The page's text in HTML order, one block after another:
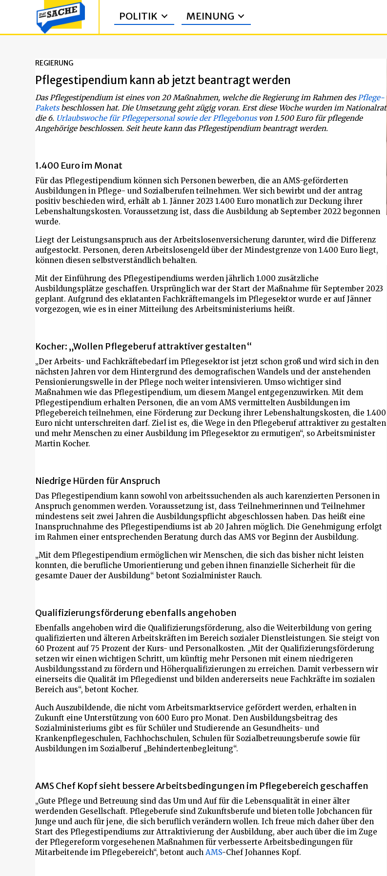
POLITIK MEINUNG
REGIERUNG
Pflegestipendium kann ab jetzt beantragt werden
Das Pflegestipendium ist eines von 20 Maßnahmen, welche die Regierung im Rahmen desPflege-
Paketsbeschlossen hat. Die Umsetzung geht zügig voran. Erst diese Woche wurden im Nationalrat
die 6. Urlaubswoche für Pflegepersonal sowie der Pflegebonusvon 1.500 Euro für pflegende
Angehörige beschlossen. Seit heute kann das Pflegestipendium beantragt werden.
1.400 Euro im Monat
Für das Pflegestipendium können sich Personen bewerben, die an AMS-geförderten
Ausbildungen in Pflege- und Sozialberufen teilnehmen. Wer sich bewirbt und der antrag
positiv beschieden wird, erhält ab 1. Jänner 2023 1.400 Euro monatlich zur Deckung ihrer
Lebenshaltungskosten. Voraussetzung ist, dass die Ausbildung ab September 2022 begonnen
wurde.
Liegt der Leistungsanspruch aus der Arbeitslosenversicherung darunter, wird die Differenz
aufgestockt. Personen, deren Arbeitslosengeld über der Mindestgrenze von 1.400 Euro liegt,
können diesen selbstverständlich behalten.
Mit der Einführung des Pflegestipendiums werden jährlich 1.000 zusätzliche
Ausbildungsplätze geschaffen. Ursprünglich war der Start der Maßnahme für September 2023
geplant. Aufgrund des eklatanten Fachkräftemangels im Pflegesektor wurde er auf Jänner
vorgezogen, wie es in einer Mitteilung des Arbeitsministeriums heißt.
Kocher: „Wollen Pflegeberuf attraktiver gestalten“
„Der Arbeits- und Fachkräftebedarf im Pflegesektor ist jetzt schon groß und wird sich in den
nächsten Jahren vor dem Hintergrund des demografischen Wandels und der anstehenden
Pensionierungswelle in der Pflege noch weiter intensivieren. Umso wichtiger sind
Maßnahmen wie das Pflegestipendium, um diesem Mangel entgegenzuwirken. Mit dem
Pflegestipendium erhalten Personen, die an vom AMS vermittelten Ausbildungen im
Pflegebereich teilnehmen, eine Förderung zur Deckung ihrer Lebenshaltungskosten, die 1.400
Euro nicht unterschreiten darf. Ziel ist es, die Wege in den Pflegeberuf attraktiver zu gestalten
und mehr Menschen zu einer Ausbildung im Pflegesektor zu ermutigen“, so Arbeitsminister
Martin Kocher.
Niedrige Hürden für Anspruch
Das Pflegestipendium kann sowohl von arbeitssuchenden als auch karenzierten Personen in
Anspruch genommen werden. Voraussetzung ist, dass Teilnehmerinnen und Teilnehmer
mindestens seit zwei Jahren die Ausbildungspflicht abgeschlossen haben. Das heißt eine
Inanspruchnahme des Pflegestipendiums ist ab 20 Jahren möglich. Die Genehmigung erfolgt
im Rahmen einer entsprechenden Beratung durch das AMS vor Beginn der Ausbildung.
„Mit dem Pflegestipendium ermöglichen wir Menschen, die sich das bisher nicht leisten
konnten, die berufliche Umorientierung und geben ihnen finanzielle Sicherheit für die
gesamte Dauer der Ausbildung“ betont Sozialminister Rauch.
Qualifizierungsförderung ebenfalls angehoben
Ebenfalls angehoben wird die Qualifizierungsförderung, also die Weiterbildung von gering
qualifizierten und älteren Arbeitskräften im Bereich sozialer Dienstleistungen. Sie steigt von
60 Prozent auf 75 Prozent der Kurs- und Personalkosten. „Mit der Qualifizierungsförderung
setzen wir einen wichtigen Schritt, um künftig mehr Personen mit einem niedrigeren
Ausbildungsstand zu fördern und Höherqualifizierungen zu erreichen. Damit verbessern wir
einerseits die Qualität im Pflegedienst und bilden andererseits neue Fachkräfte im sozialen
Bereich aus“, betont Kocher.
Auch Auszubildende, die nicht vom Arbeitsmarktservice gefördert werden, erhalten in
Zukunft eine Unterstützung von 600 Euro pro Monat. Den Ausbildungsbeitrag des
Sozialministeriums gibt es für Schüler und Studierende an Gesundheits- und
Krankenpflegeschulen, Fachhochschulen, Schulen für Sozialbetreuungsberufe sowie für
Ausbildungen im Sozialberuf „Behindertenbegleitung“.
AMS Chef Kopf sieht bessere Arbeitsbedingungen im Pflegebereich geschaffen
„Gute Pflege und Betreuung sind das Um und Auf für die Lebensqualität in einer älter
werdenden Gesellschaft. Pflegeberufe sind Zukunftsberufe und bieten tolle Jobchancen für
Junge und auch für jene, die sich beruflich verändern wollen. Ich freue mich daher über den
Start des Pflegestipendiums zur Attraktivierung der Ausbildung, aber auch über die im Zuge
der Pflegereform vorgesehenen Maßnahmen für verbesserte Arbeitsbedingungen für
Mitarbeitende im Pflegebereich“, betont auch AMS-Chef Johannes Kopf.